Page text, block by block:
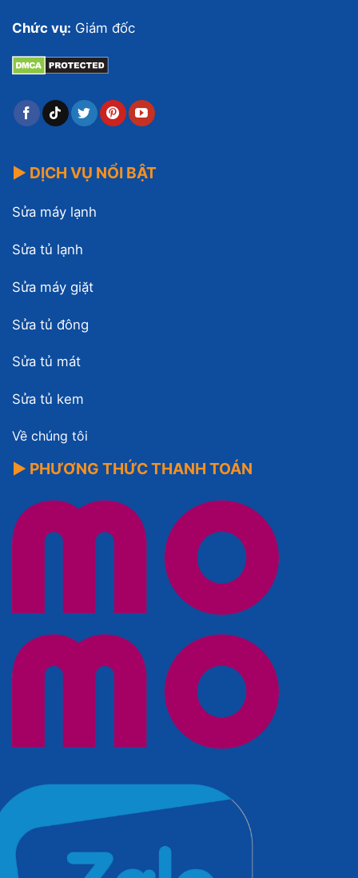
Chức vụ: Giám đốc
▶ DỊCH VỤ NỔI BẬT
Sửa máy lạnh
Sửa tủ lạnh
Sửa máy giặt
Sửa tủ đông
Sửa tủ mát
Sửa tủ kem
Về chúng tôi
▶ PHƯƠNG THỨC THANH TOÁN